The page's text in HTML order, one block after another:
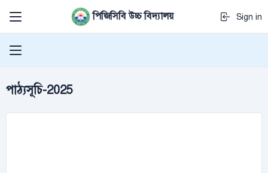
পিজিসিবি উচ্চ বিদ্যালয় Sign in
পাঠ্যসূচি-2025